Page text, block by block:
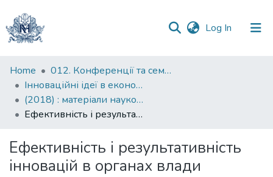
Log In (current)
Communities
&
Collections
All of DSpace
Statistics
Home
012. Конференції та семінари НаУКМА
Інноваційні ідеї в економічній науці: пошуки вирішення сучасних проблем: матеріали науково-практичної конференції
(2018) : матеріали науково-практичної конференції, 19-20 квітня 2018 року
Ефективність і результативність інновацій в органах влади
Ефективність і результативність
інновацій в органах влади